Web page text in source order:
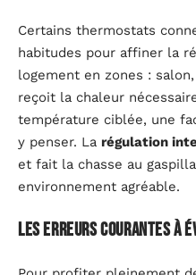
Certains thermostats
habitudes pour affiner la
logement en zones :
reçoit la chaleur
température ciblée, une
y penser. La régulation
et fait la chasse au
environnement agréable.
Les erreurs courantes à